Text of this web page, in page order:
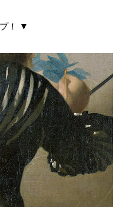
！ ▼